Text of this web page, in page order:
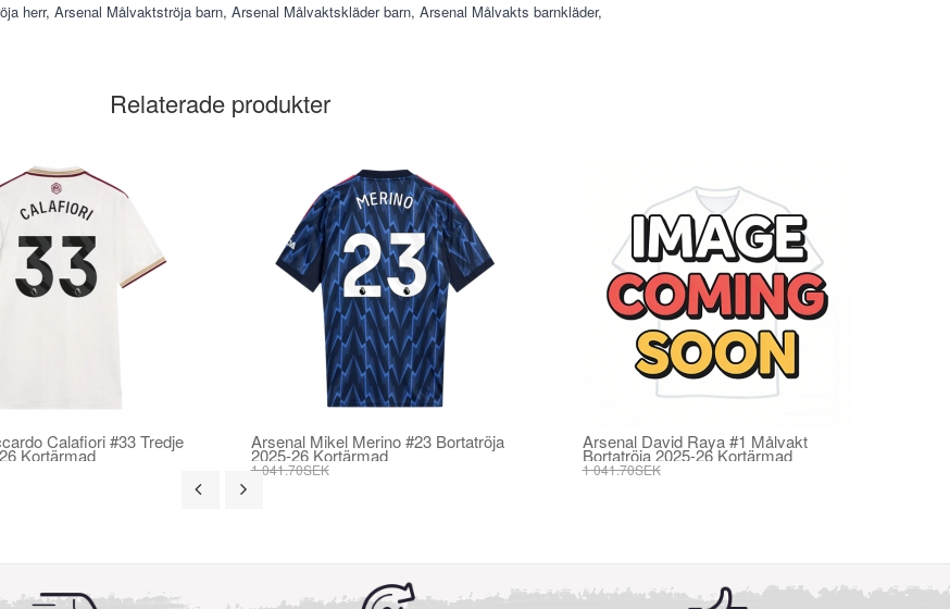
herr, Arsenal Målvaktströja barn, Arsenal Målvaktskläder barn, Arsenal Målvakts barnkläder,
Relaterade produkter
Calafiori #33 Tredje
Kortärmad
Arsenal Mikel Merino #23 Bortatröja
2025-26 Kortärmad
1 041.70SEK
Arsenal David Raya #1 Målvakt
Bortatröja 2025-26 Kortärmad
1 041.70SEK